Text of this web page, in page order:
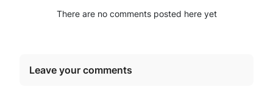
There are no comments posted here yet
Leave your comments